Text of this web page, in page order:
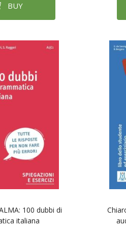
BUY
100 dubbi di
italiana